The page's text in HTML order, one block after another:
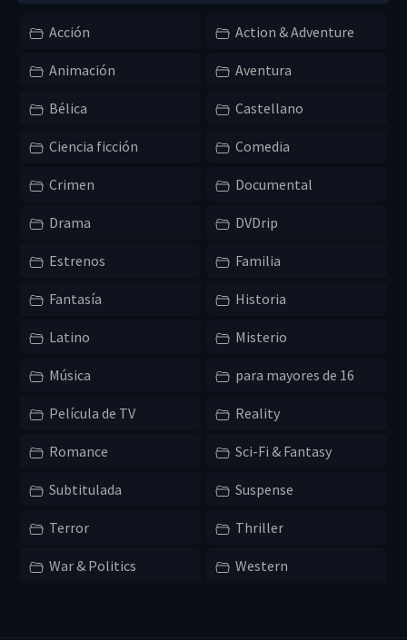
Acción Action & Adventure
Animación Aventura
Bélica Castellano
Ciencia ficción Comedia
Crimen Documental
Drama DVDrip
Estrenos Familia
Fantasía Historia
Latino Misterio
Música para mayores de 16
Película de TV Reality
Romance Sci-Fi & Fantasy
Subtitulada Suspense
Terror Thriller
War & Politics Western